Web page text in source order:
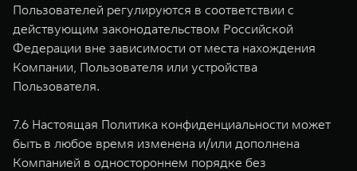
Пользователей регулируются в соответствии с
действующим законодательством Российской
Федерации вне зависимости от места нахождения
Компании, Пользователя или устройства
Пользователя.
7.6 Настоящая Политика конфиденциальности может
быть в любое время изменена и/или дополнена
Компанией в одностороннем порядке без